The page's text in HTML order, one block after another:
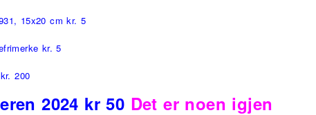
15x20 cm kr. 5
kr. 5
200
2024 kr 50 Det er noen igjen